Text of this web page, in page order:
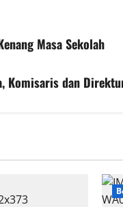
Masa Sekolah
Komisaris dan